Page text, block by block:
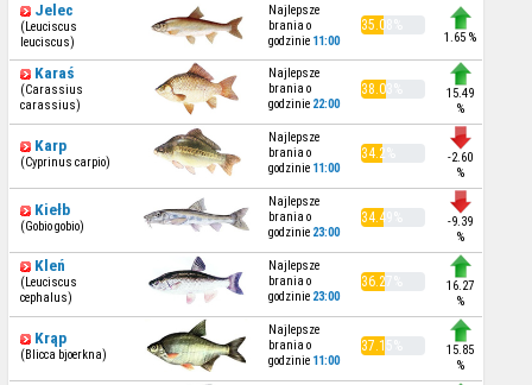
Jelec
(Leuciscus
leuciscus)
Najlepsze
brania o
godzinie 11:00
35.08%
1.65 %
Karaś
(Carassius
carassius)
Najlepsze
brania o
godzinie 22:00
38.03%
15.49
%
Karp
(Cyprinus carpio)
Najlepsze
brania o
godzinie 11:00
34.2%
-2.60
%
Kiełb
(Gobio gobio)
Najlepsze
brania o
godzinie 23:00
34.49%
-9.39
%
Kleń
(Leuciscus
cephalus)
Najlepsze
brania o
godzinie 23:00
36.27%
16.27
%
Krąp
(Blicca bjoerkna)
Najlepsze
brania o
godzinie 11:00
37.15%
15.85
%